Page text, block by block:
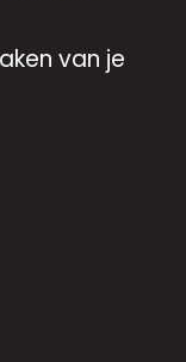
van je